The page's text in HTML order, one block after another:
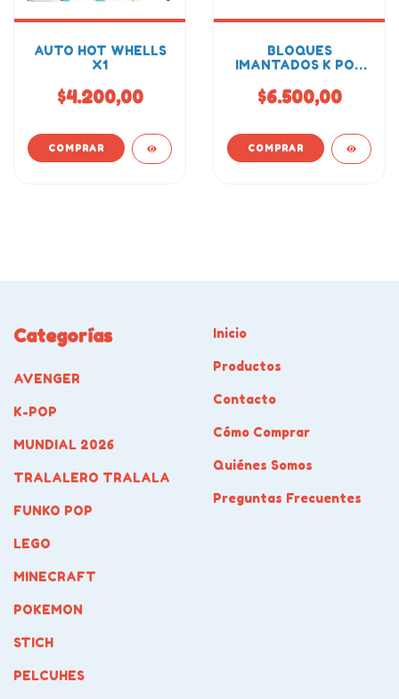
AUTO HOT WHELLS
X1
$4.200,00
BLOQUES
IMANTADOS K POP
20PCS
$6.500,00
Categorías
AVENGER
K-POP
MUNDIAL 2026
TRALALERO TRALALA
FUNKO POP
LEGO
MINECRAFT
POKEMON
STICH
PELCUHES
Inicio
Productos
Contacto
Cómo Comprar
Quiénes Somos
Preguntas Frecuentes